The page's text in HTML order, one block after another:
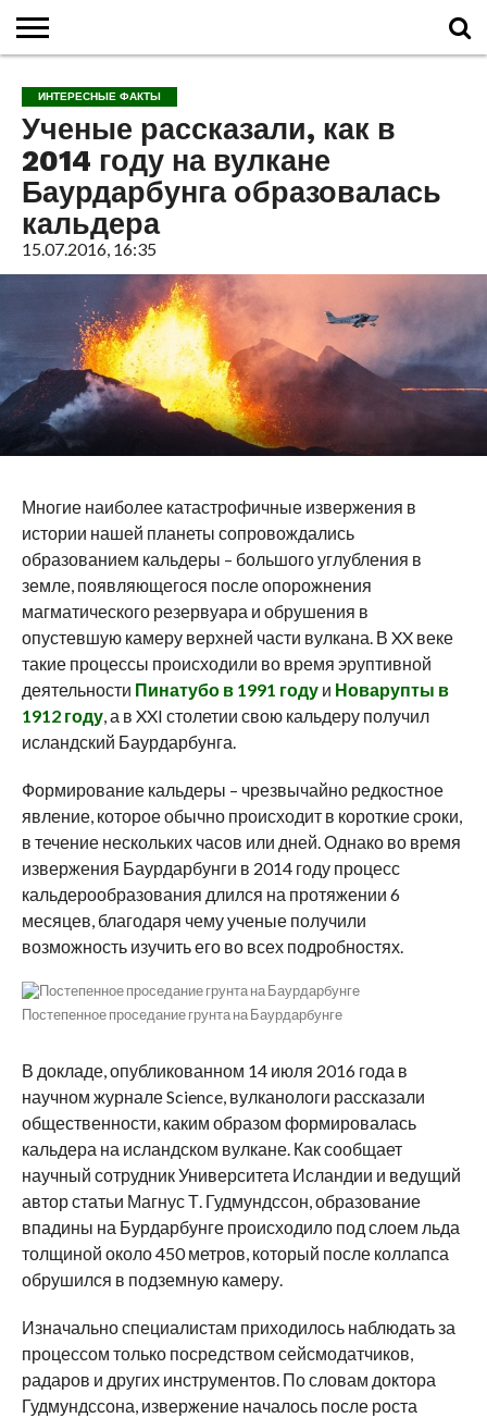
О
ВУЛКАНАХ
ВУЛКАНЫ
МИРА
КАЛЬДЕРЫ
НОВОСТИ
ФАКТЫ
ИСТОРИЯ
МОНИТОРИНГ
ВИДЕО
ТУРИСТАМ
О
САЙТЕ
КАРТА
САЙТА
КОНТАКТЫ
ИНТЕРЕСНЫЕ ФАКТЫ
Ученые рассказали, как в
2014 году на вулкане
Баурдарбунга образовалась
кальдера
15.07.2016, 16:35
Многие наиболее катастрофичные извержения в
истории нашей планеты сопровождались
образованием кальдеры – большого углубления в
земле, появляющегося после опорожнения
магматического резервуара и обрушения в
опустевшую камеру верхней части вулкана. В XX веке
такие процессы происходили во время эруптивной
деятельности Пинатубо в 1991 годуи Новарупты в
1912 году, а в XXI столетии свою кальдеру получил
исландский Баурдарбунга.
Формирование кальдеры – чрезвычайно редкостное
явление, которое обычно происходит в короткие сроки,
в течение нескольких часов или дней. Однако во время
извержения Баурдарбунги в 2014 году процесс
кальдерообразования длился на протяжении 6
месяцев, благодаря чему ученые получили
возможность изучить его во всех подробностях.
Постепенное проседание грунта на Баурдарбунге
В докладе, опубликованном 14 июля 2016 года в
научном журнале Science, вулканологи рассказали
общественности, каким образом формировалась
кальдера на исландском вулкане. Как сообщает
научный сотрудник Университета Исландии и ведущий
автор статьи Магнус Т. Гудмундссон, образование
впадины на Бурдарбунге происходило под слоем льда
толщиной около 450 метров, который после коллапса
обрушился в подземную камеру.
Изначально специалистам приходилось наблюдать за
процессом только посредством сейсмодатчиков,
радаров и других инструментов. По словам доктора
Гудмундссона, извержение началось после роста